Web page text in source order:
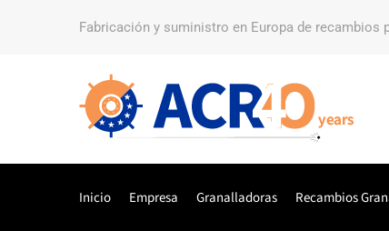
Fabricación y suministro en Europa de recambios
Inicio Empresa Granalladoras Recambios